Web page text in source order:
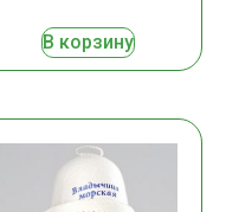
В корзину